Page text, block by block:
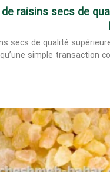
raisins secs de
secs de qualité
simple transaction